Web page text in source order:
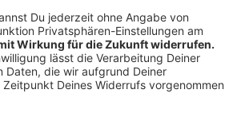
Beziehungen betroffen
nicht per se Urlaubende, die sich bei